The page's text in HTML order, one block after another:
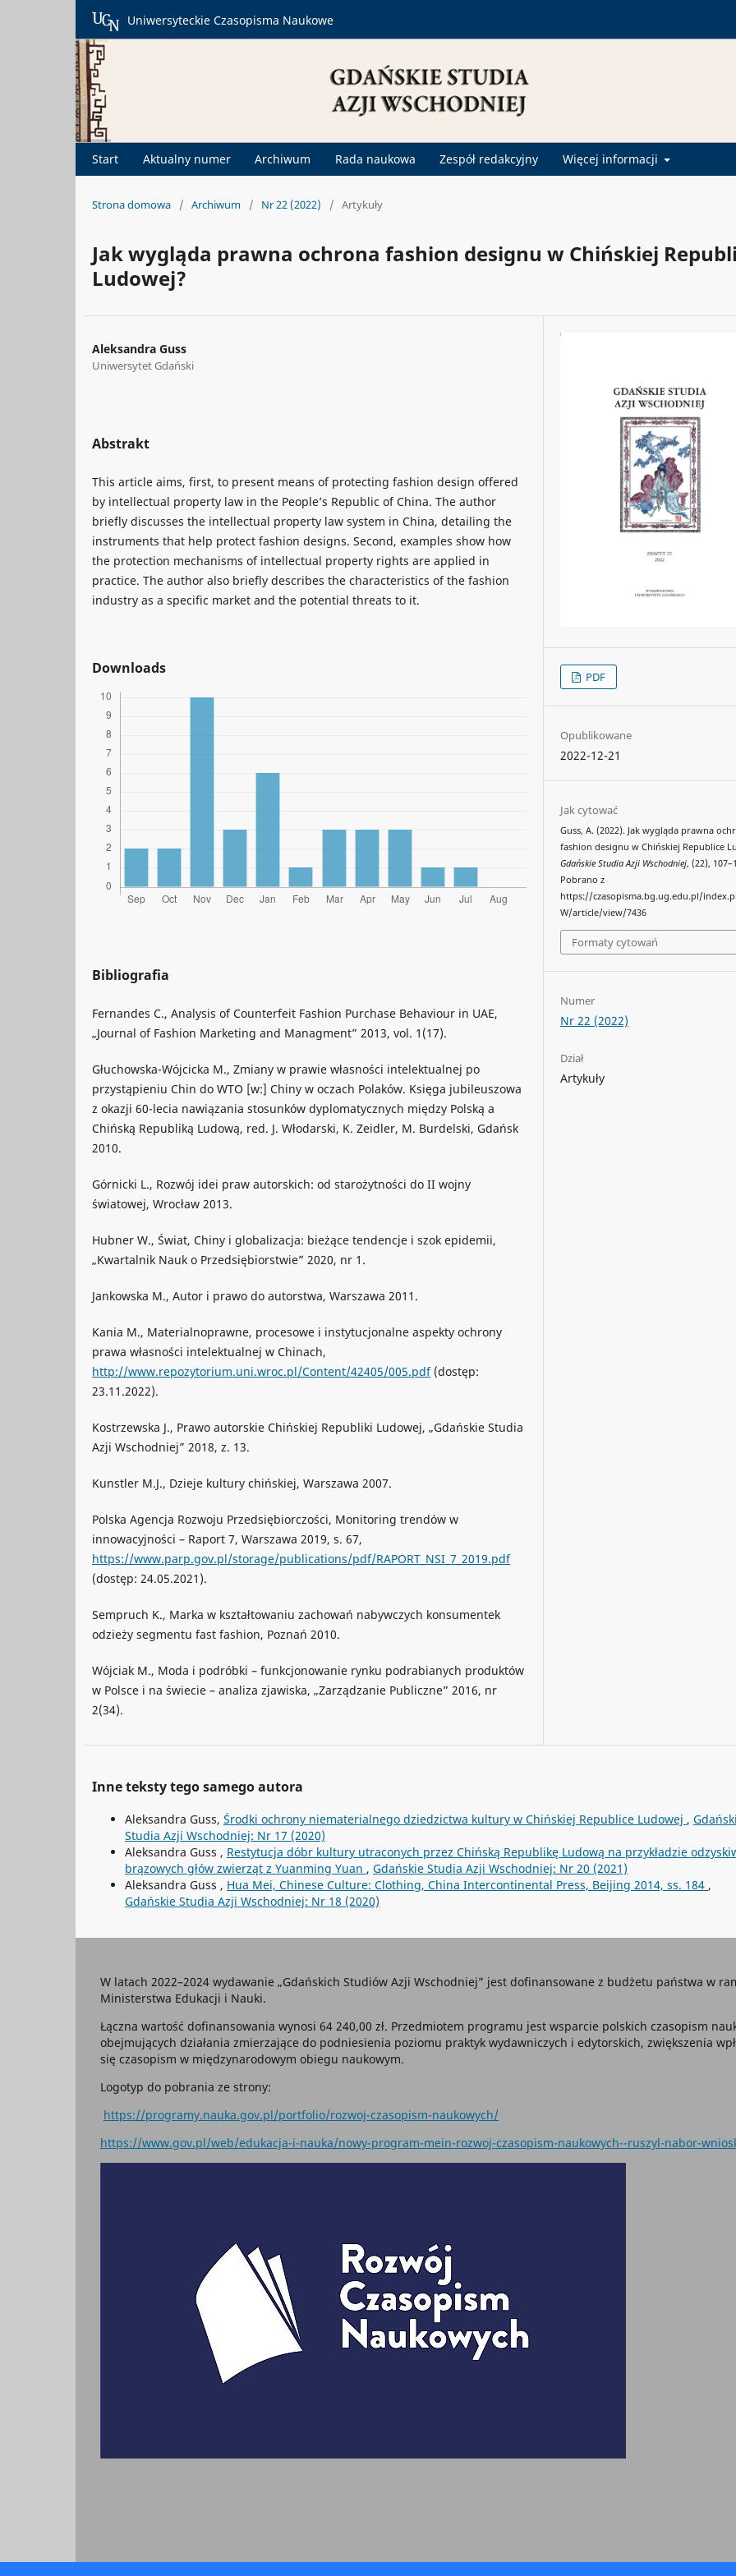
Start Aktualny numer Archiwum Rada naukowa Zespół redakcyjny Więcej informacji
Uniwersyteckie Czasopisma Naukowe
Strona domowa / Archiwum / Nr 22 (2022) / Artykuły
Jak wygląda prawna ochrona fashion designu w Chińskiej
Ludowej?
Aleksandra Guss
Uniwersytet Gdański
Abstrakt
This article aims, first, to present means of protecting fashion design offered
by intellectual property law in the People’s Republic of China. The author
briefly discusses the intellectual property law system in China, detailing the
instruments that help protect fashion designs. Second, examples show how
the protection mechanisms of intellectual property rights are applied in
practice. The author also briefly describes the characteristics of the fashion
industry as a specific market and the potential threats to it.
Downloads
Bibliografia
Fernandes C., Analysis of Counterfeit Fashion Purchase Behaviour in UAE,
„Journal of Fashion Marketing and Managment” 2013, vol. 1(17).
Głuchowska-Wójcicka M., Zmiany w prawie własności intelektualnej po
przystąpieniu Chin do WTO [w:] Chiny w oczach Polaków. Księga jubileuszowa
z okazji 60-lecia nawiązania stosunków dyplomatycznych między Polską a
Chińską Republiką Ludową, red. J. Włodarski, K. Zeidler, M. Burdelski, Gdańsk
2010.
Górnicki L., Rozwój idei praw autorskich: od starożytności do II wojny
światowej, Wrocław 2013.
Hubner W., Świat, Chiny i globalizacja: bieżące tendencje i szok epidemii,
„Kwartalnik Nauk o Przedsiębiorstwie” 2020, nr 1.
Jankowska M., Autor i prawo do autorstwa, Warszawa 2011.
Kania M., Materialnoprawne, procesowe i instytucjonalne aspekty ochrony
prawa własności intelektualnej w Chinach,
http://www.repozytorium.uni.wroc.pl/Content/42405/005.pdf(dostęp:
23.11.2022).
Kostrzewska J., Prawo autorskie Chińskiej Republiki Ludowej, „Gdańskie Studia
Azji Wschodniej” 2018, z. 13.
Kunstler M.J., Dzieje kultury chińskiej, Warszawa 2007.
Polska Agencja Rozwoju Przedsiębiorczości, Monitoring trendów w
innowacyjności – Raport 7, Warszawa 2019, s. 67,
https://www.parp.gov.pl/storage/publications/pdf/RAPORT_NSI_7_2019.pdf
(dostęp: 24.05.2021).
Sempruch K., Marka w kształtowaniu zachowań nabywczych konsumentek
odzieży segmentu fast fashion, Poznań 2010.
Wójciak M., Moda i podróbki – funkcjonowanie rynku podrabianych produktów
w Polsce i na świecie – analiza zjawiska, „Zarządzanie Publiczne” 2016, nr
2(34).
PDF
Opublikowane
2022-12-21
Jak cytować
Guss, A. (2022). Jak wygląda prawna
fashion designu w Chińskiej Republice
Gdańskie Studia Azji Wschodniej, (22),
Pobrano z
https://czasopisma.bg.ug.edu.pl/
W/article/view/7436
Formaty cytowań
Numer
Nr 22 (2022)
Dział
Artykuły
Inne teksty tego samego autora
Aleksandra Guss, Środki ochrony niematerialnego dziedzictwa kultury w Chińskiej Republice Ludowej ,
Studia Azji Wschodniej: Nr 17 (2020)
Aleksandra Guss , Restytucja dóbr kultury utraconych przez Chińską Republikę Ludową na przykładzie
brązowych głów zwierząt z Yuanming Yuan , Gdańskie Studia Azji Wschodniej: Nr 20 (2021)
Aleksandra Guss , Hua Mei, Chinese Culture: Clothing, China Intercontinental Press, Beijing 2014, ss. 184 ,
Gdańskie Studia Azji Wschodniej: Nr 18 (2020)
W latach 2022–2024 wydawanie „Gdańskich Studiów Azji Wschodniej” jest dofinansowane z budżetu państwa w
Ministerstwa Edukacji i Nauki.
Łączna wartość dofinansowania wynosi 64 240,00 zł. Przedmiotem programu jest wsparcie polskich czasopism
obejmujących działania zmierzające do podniesienia poziomu praktyk wydawniczych i edytorskich, zwiększenia
się czasopism w międzynarodowym obiegu naukowym.
Logotyp do pobrania ze strony:
https://programy.nauka.gov.pl/portfolio/rozwoj-czasopism-naukowych/
https://www.gov.pl/web/edukacja-i-nauka/nowy-program-mein-rozwoj-czasopism-naukowych--ruszyl-nabor-